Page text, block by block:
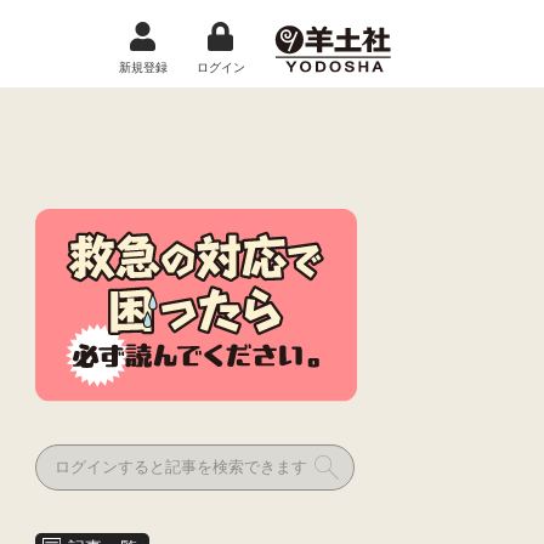
新規登録 ログイン